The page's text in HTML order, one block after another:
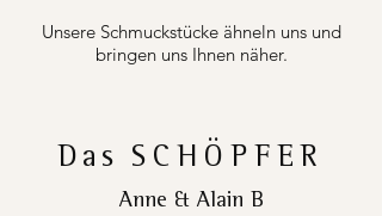
Unsere Schmuckstücke ähneln uns und
bringen uns Ihnen näher.
Das SCHÖPFER
Anne & Alain B